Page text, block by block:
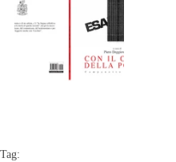
Tag: